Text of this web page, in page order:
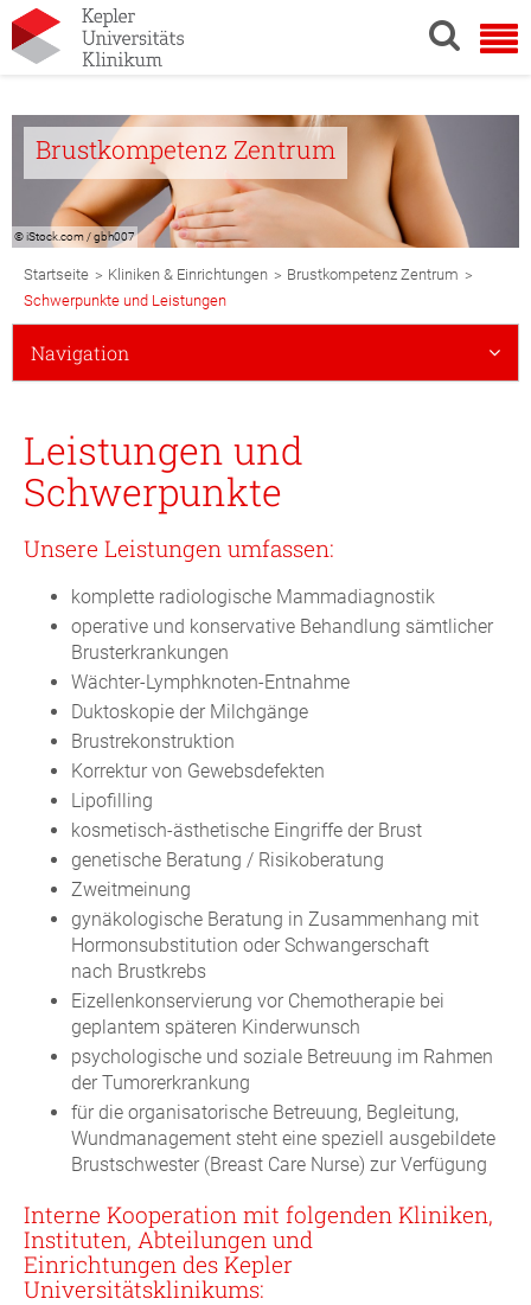
Brustkompetenz Zentrum
© iStock.com / gbh007
Breadcrumb
Navigation
Startseite > Kliniken & Einrichtungen > Brustkompetenz Zentrum >
Schwerpunkte und Leistungen
Subnavigation
Mobile
Navigation
Leistungen und
Schwerpunkte
Unsere Leistungen umfassen:
komplette radiologische Mammadiagnostik
operative und konservative Behandlung sämtlicher
Brusterkrankungen
Wächter-Lymphknoten-Entnahme
Duktoskopie der Milchgänge
Brustrekonstruktion
Korrektur von Gewebsdefekten
Lipofilling
kosmetisch-ästhetische Eingriffe der Brust
genetische Beratung / Risikoberatung
Zweitmeinung
gynäkologische Beratung in Zusammenhang mit
Hormonsubstitution oder Schwangerschaft
nach Brustkrebs
Eizellenkonservierung vor Chemotherapie bei
geplantem späteren Kinderwunsch
psychologische und soziale Betreuung im Rahmen
der Tumorerkrankung
für die organisatorische Betreuung, Begleitung,
Wundmanagement steht eine speziell ausgebildete
Brustschwester (Breast Care Nurse) zur Verfügung
Interne Kooperation mit folgenden Kliniken,
Instituten, Abteilungen und
Einrichtungen des Kepler
Universitätsklinikums: